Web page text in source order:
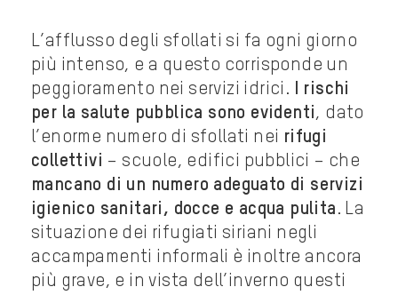
L’afflusso degli sfollati si fa ogni giorno
più intenso, e a questo corrisponde un
peggioramento nei servizi idrici. I rischi
per la salute pubblica sono evidenti, dato
l’enorme numero di sfollati nei rifugi
collettivi – scuole, edifici pubblici – che
mancano di un numero adeguato di servizi
igienico sanitari, docce e acqua pulita . La
situazione dei rifugiati siriani negli
accampamenti informali è inoltre ancora
più grave, e in vista dell’inverno questi